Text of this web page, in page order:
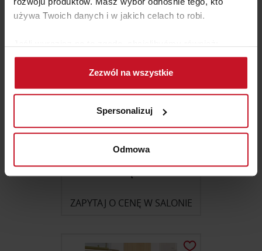
używa Twoich danych i w jakich celach to robi.
Gromadzić dane dotyczące Twojej lokalizacji
geograficznej z dokładnością nawet do kilku metrów
Identyfikować Twoje urządzenie, aktywnie
(fingerprinting, czyli wirtualny odcisk palca)
Dowiedz się więcej odnośnie tego, jak Twoje osobiste
dane są przetwarzane oraz ustaw własne preferencje w
zmienić lub wycofać swoją zgodę w dowolnej chwili.
Wykorzystujemy pliki cookie do spersonalizowania treści
korzystasz z naszej witryny, udostępniamy partnerom
Zezwól na wszystkie
Spersonalizuj
Odmowa
LAMPA WISZĄCA CAPONIO
ZAPYTAJ O CENĘ W SALONIE